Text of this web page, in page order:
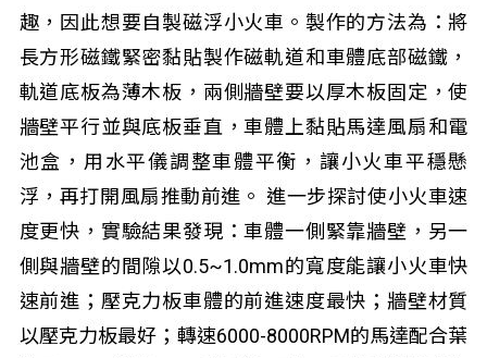
趣，因此想要自製磁浮小火車。製作的方法為：將
長方形磁鐵緊密黏貼製作磁軌道和車體底部磁鐵，
軌道底板為薄木板，兩側牆壁要以厚木板固定，使
牆壁平行並與底板垂直，車體上黏貼馬達風扇和電
池盒，用水平儀調整車體平衡，讓小火車平穩懸
浮，再打開風扇推動前進。 進一步探討使小火車速
度更快，實驗結果發現：車體一側緊靠牆壁，另一
側與牆壁的間隙以0.5~1.0mm的寬度能讓小火車快
速前進；壓克力板車體的前進速度最快；牆壁材質
以壓克力板最好；轉速6000-8000RPM的馬達配合葉